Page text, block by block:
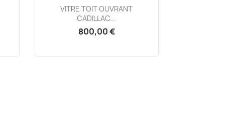
Aperçu rapide
VITRE TOIT OUVRANT
CADILLAC...
800,00 €